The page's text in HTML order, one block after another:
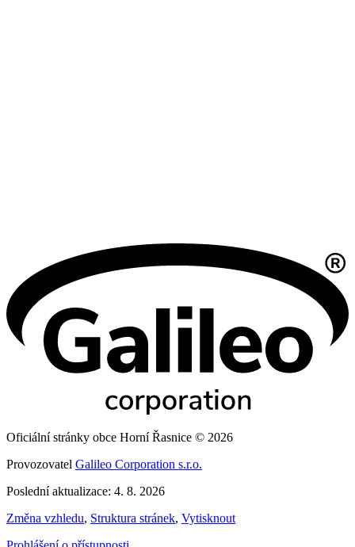
Oficiální stránky obce Horní Řasnice © 2026
Provozovatel Galileo Corporation s.r.o.
Poslední aktualizace: 4. 8. 2026
Změna vzhledu, Struktura stránek, Vytisknout